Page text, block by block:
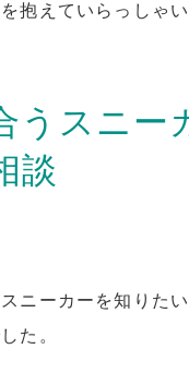
抱えていらっしゃい
うスニ
談
ニーカーを知りたい
た。